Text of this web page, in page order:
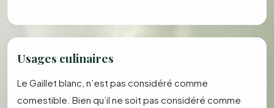
Usages culinaires
Le Gaillet blanc, n’est pas considéré comme
comestible. Bien qu’il ne soit pas considéré comme